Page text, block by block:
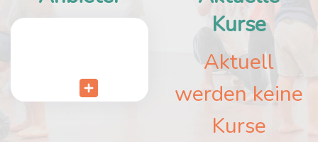
Kurse
Aktuell
werden keine
Kurse